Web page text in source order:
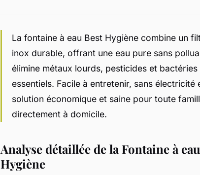
La fontaine à eau Best Hygiène combine un
inox durable, offrant une eau pure sans
élimine métaux lourds, pesticides et
essentiels. Facile à entretenir, sans
solution économique et saine pour toute
directement à domicile.
Analyse détaillée de la Fontaine à
Hygiène